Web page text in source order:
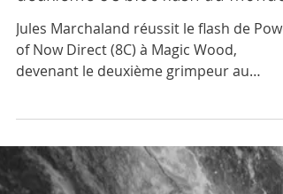
Jules Marchaland réussit un flash
historique à Magic Wood :
deuxième 8C bloc flash au monde
Jules Marchaland réussit le flash de
of Now Direct (8C) à Magic Wood,
devenant le deuxième grimpeur au
monde à flasher un bloc 8C. Cet exploit